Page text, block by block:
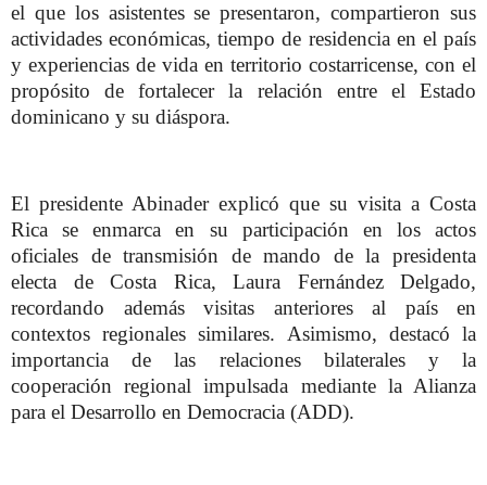
el que los asistentes se presentaron, compartieron sus
actividades económicas, tiempo de residencia en el país
y experiencias de vida en territorio costarricense, con el
propósito de fortalecer la relación entre el Estado
dominicano y su diáspora.
El presidente Abinader explicó que su visita a Costa
Rica se enmarca en su participación en los actos
oficiales de transmisión de mando de la presidenta
electa de Costa Rica, Laura Fernández Delgado,
recordando además visitas anteriores al país en
contextos regionales similares. Asimismo, destacó la
importancia de las relaciones bilaterales y la
cooperación regional impulsada mediante la Alianza
para el Desarrollo en Democracia (ADD).